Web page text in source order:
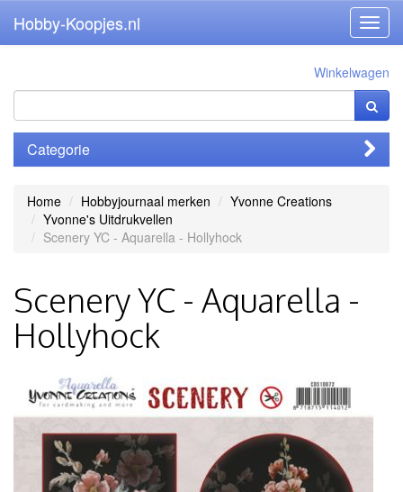
Hobby-Koopjes.nl
Winkelwagen
Categorie
Home Hobbyjournaal merken
Yvonne Creations
Yvonne's Uitdrukvellen
Scenery YC - Aquarella - Hollyhock
Scenery YC - Aquarella -
Hollyhock